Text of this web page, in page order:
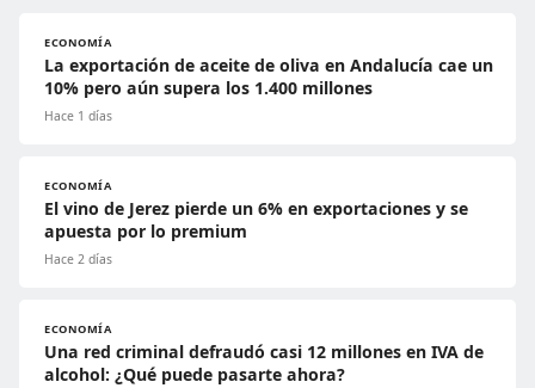
ECONOMÍA
La exportación de aceite de oliva en Andalucía cae un
10% pero aún supera los 1.400 millones
Hace 1 días
ECONOMÍA
El vino de Jerez pierde un 6% en exportaciones y se
apuesta por lo premium
Hace 2 días
ECONOMÍA
Una red criminal defraudó casi 12 millones en IVA de
alcohol: ¿Qué puede pasarte ahora?